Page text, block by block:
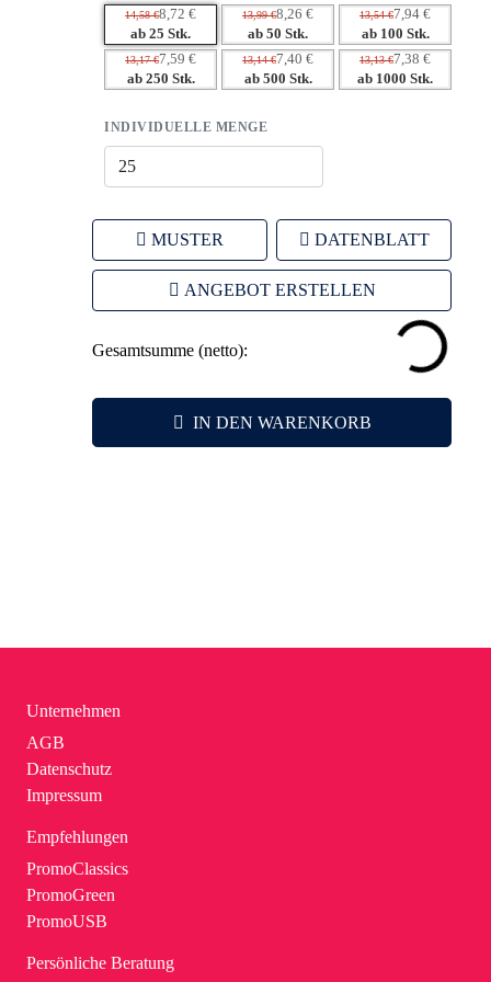
Ausführung.
– Positive Emotionen fördern die Kundenbindung.
14,58 €8,72 €
ab 25 Stk.
13,99 €8,26 €
ab 50 Stk.
13,54 €7,94 €
ab 100 Stk.
13,17 €7,59 €
ab 250 Stk.
13,14 €7,40 €
ab 500 Stk.
13,13 €7,38 €
ab 1000 Stk.
INDIVIDUELLE MENGE
MUSTER DATENBLATT
ANGEBOT ERSTELLEN
Gesamtsumme (netto):
IN DEN WARENKORB
Unternehmen
AGB
Datenschutz
Impressum
Empfehlungen
PromoClassics
PromoGreen
PromoUSB
Persönliche Beratung